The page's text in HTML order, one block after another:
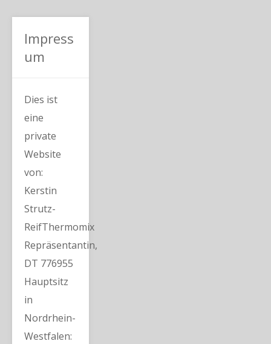
Impress
um
Dies ist
eine
private
Website
von:
Kerstin
Strutz-
ReifThermomix
Repräsentantin,
DT 776955
Hauptsitz
in
Nordrhein-
Westfalen: